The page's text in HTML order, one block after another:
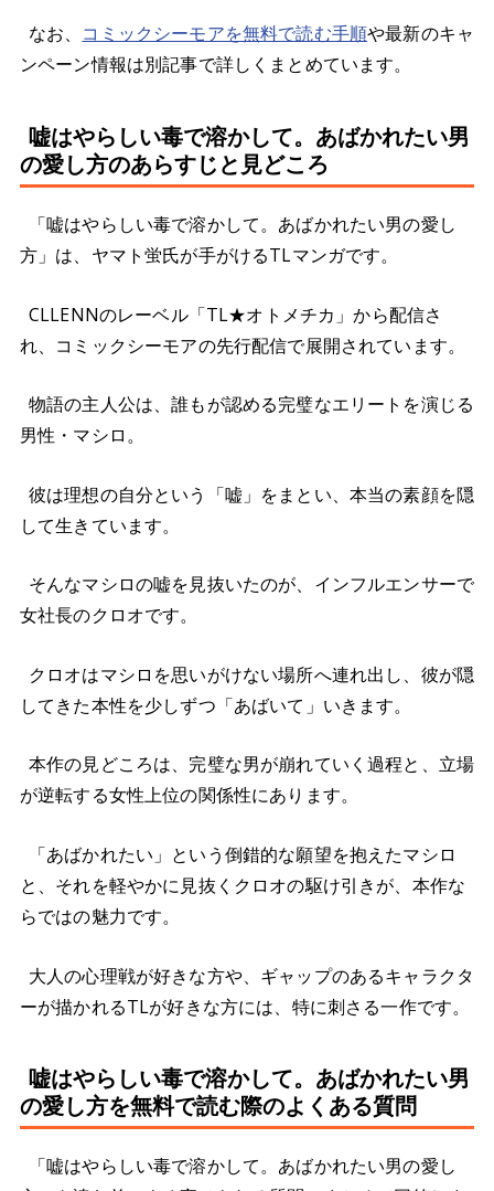
なお、 コミックシーモアを無料で読む手順や最新のキャ
ンペーン情報は別記事で詳しくまとめています。
嘘はやらしい毒で溶かして。あばかれたい男
の愛し方のあらすじと見どころ
「嘘はやらしい毒で溶かして。あばかれたい男の愛し
方」は、ヤマト蛍氏が手がけるTLマンガです。
CLLENNのレーベル「TL★オトメチカ」から配信さ
れ、コミックシーモアの先行配信で展開されています。
物語の主人公は、誰もが認める完璧なエリートを演じる
男性・マシロ。
彼は理想の自分という「嘘」をまとい、本当の素顔を隠
して生きています。
そんなマシロの嘘を見抜いたのが、インフルエンサーで
女社長のクロオです。
クロオはマシロを思いがけない場所へ連れ出し、彼が隠
してきた本性を少しずつ「あばいて」いきます。
本作の見どころは、完璧な男が崩れていく過程と、立場
が逆転する女性上位の関係性にあります。
「あばかれたい」という倒錯的な願望を抱えたマシロ
と、それを軽やかに見抜くクロオの駆け引きが、本作な
らではの魅力です。
大人の心理戦が好きな方や、ギャップのあるキャラクタ
ーが描かれるTLが好きな方には、特に刺さる一作です。
嘘はやらしい毒で溶かして。あばかれたい男
の愛し方を無料で読む際のよくある質問
「嘘はやらしい毒で溶かして。あばかれたい男の愛し